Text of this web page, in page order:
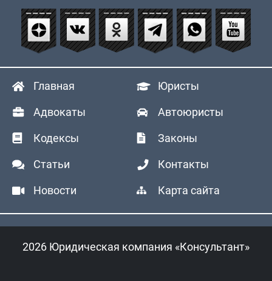
Главная Юристы
Адвокаты Автоюристы
Кодексы Законы
Статьи Контакты
Новости Карта сайта
2026 Юридическая компания «Консультант»